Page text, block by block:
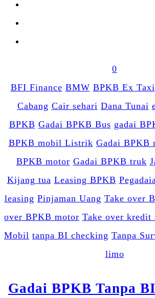
0
BFI Finance BMW BPKB Ex Taxi
Cabang Cair sehari Dana Tunai
BPKB Gadai BPKB Bus gadai
BPKB mobil Listrik Gadai BPKB
BPKB motor Gadai BPKB truk
Kijang tua Leasing BPKB
leasing Pinjaman Uang Take over
over BPKB motor Take over kredit
Mobil tanpa BI checking Tanpa
limo
Gadai BPKB Tanpa